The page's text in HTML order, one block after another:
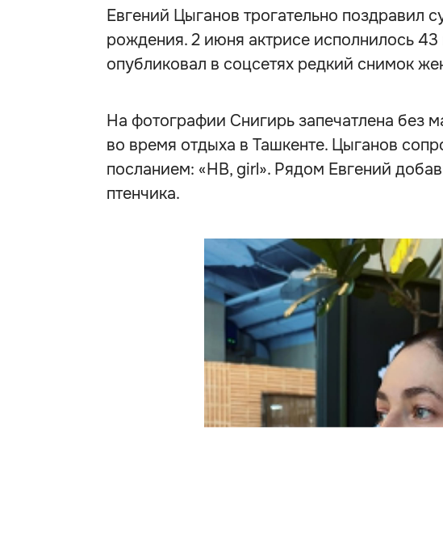
Евгений Цыганов трогательно поздравил
рождения. 2 июня актрисе исполнилось 43
опубликовал в соцсетях редкий снимок
На фотографии Снигирь запечатлена без
во время отдыха в Ташкенте. Цыганов
посланием: «HB, girl». Рядом Евгений
птенчика.